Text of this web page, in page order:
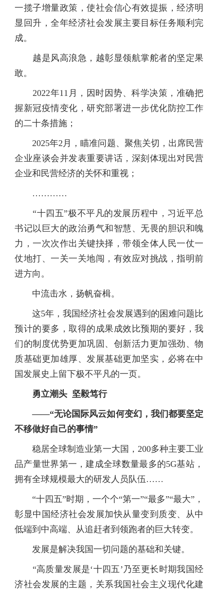
一揽子增量政策，使社会信心有效提振，经济明
显回升，全年经济社会发展主要目标任务顺利完
成。
越是风高浪急，越彰显领航掌舵者的坚定果
敢。
2022年11月，因时因势、科学决策，准确把
握新冠疫情变化，研究部署进一步优化防控工作
的二十条措施；
2025年2月，瞄准问题、聚焦关切，出席民营
企业座谈会并发表重要讲话，深刻体现出对民营
企业和民营经济的关怀和重视；
…………
“十四五”极不平凡的发展历程中，习近平总
书记以巨大的政治勇气和智慧、无畏的胆识和魄
力，一次次作出关键抉择，带领全体人民一仗一
仗地打、一关一关地闯，有效应对挑战，指明前
进方向。
中流击水，扬帆奋楫。
这5年，我国经济社会发展遇到的困难问题比
预计的要多，取得的成果成效比预期的要好，我
们的制度优势更加巩固、创新活力更加强劲、物
质基础更加雄厚、发展基础更加坚实，必将在中
国发展史上留下极不平凡的一页。
勇立潮头 坚毅笃行
——“无论国际风云如何变幻，我们都要坚定
不移做好自己的事情”
稳居全球制造业第一大国，200多种主要工业
品产量世界第一，建成全球数量最多的5G基站，
拥有全球规模最大的研发人员队伍……
“十四五”时期，一个个“第一”“最多”“最大”，
彰显中国经济社会发展加快从量变到质变、从中
低端到中高端、从追赶者到领跑者的巨大转变。
发展是解决我国一切问题的基础和关键。
“高质量发展是‘十四五’乃至更长时期我国经
济社会发展的主题，关系我国社会主义现代化建